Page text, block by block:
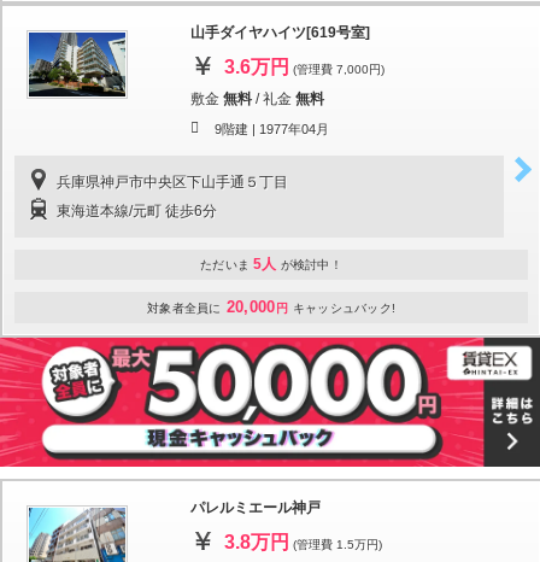
山手ダイヤハイツ[619号室]
3.6万円 (管理費 7,000円)
敷金 無料 /礼金 無料
9階建 | 1977年04月
兵庫県神戸市中央区下山手通５丁目
東海道本線/元町 徒歩6分
ただいま 5人 が検討中！
対象者全員に 20,000 円 キャッシュバック!
パレルミエール神戸
3.8万円 (管理費 1.5万円)